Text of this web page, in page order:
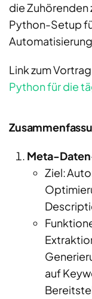
die Zuhörenden
Python-Setup
Link zum
Python für die
Meta-
Ziel:
auf